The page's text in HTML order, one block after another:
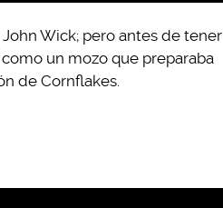
Wick; pero antes de tener
un mozo que preparaba
de Cornflakes.